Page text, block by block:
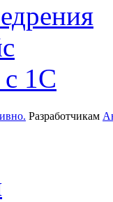
с 1С
Разработчикам